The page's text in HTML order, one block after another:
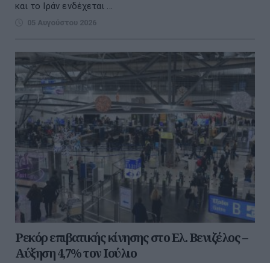
και το Ιράν ενδέχεται ...
05 Αυγούστου 2026
Ρεκόρ επιβατικής κίνησης στο Ελ. Βενιζέλος –
Αύξηση 4,7% τον Ιούλιο